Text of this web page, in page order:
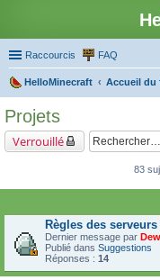
Raccourcis FAQ
HelloMinecraft
Accueil du
Projets
Verrouillé
83
Règles des
Dernier message par
Publié dans Suggestions
Réponses : 14